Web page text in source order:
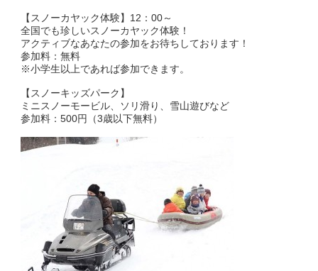
【スノーカヤック体験】12：00～
全国でも珍しいスノーカヤック体験！
アクティブなあなたの参加をお待ちしております！
参加料：無料
※小学生以上であれば参加できます。
【スノーキッズパーク】
ミニスノーモービル、ソリ滑り、雪山遊びなど
参加料：500円（3歳以下無料）